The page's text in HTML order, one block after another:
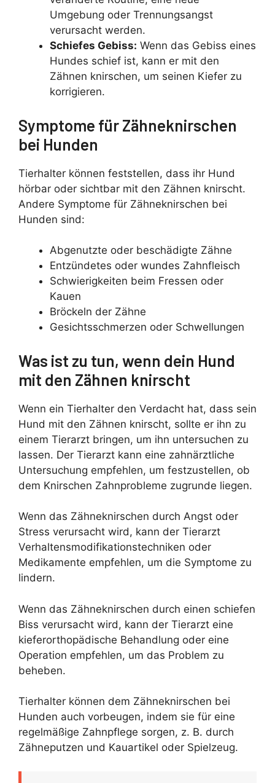
Umgebung oder Trennungsangst
verursacht werden.
Schiefes Gebiss: Wenn das Gebiss eines
Hundes schief ist, kann er mit den
Zähnen knirschen, um seinen Kiefer zu
korrigieren.
Symptome für Zähneknirschen
bei Hunden
Tierhalter können feststellen, dass ihr Hund
hörbar oder sichtbar mit den Zähnen knirscht.
Andere Symptome für Zähneknirschen bei
Hunden sind:
Abgenutzte oder beschädigte Zähne
Entzündetes oder wundes Zahnfleisch
Schwierigkeiten beim Fressen oder
Kauen
Bröckeln der Zähne
Gesichtsschmerzen oder Schwellungen
Was ist zu tun, wenn dein Hund
mit den Zähnen knirscht
Wenn ein Tierhalter den Verdacht hat, dass sein
Hund mit den Zähnen knirscht, sollte er ihn zu
einem Tierarzt bringen, um ihn untersuchen zu
lassen. Der Tierarzt kann eine zahnärztliche
Untersuchung empfehlen, um festzustellen, ob
dem Knirschen Zahnprobleme zugrunde liegen.
Wenn das Zähneknirschen durch Angst oder
Stress verursacht wird, kann der Tierarzt
Verhaltensmodifikationstechniken oder
Medikamente empfehlen, um die Symptome zu
lindern.
Wenn das Zähneknirschen durch einen schiefen
Biss verursacht wird, kann der Tierarzt eine
kieferorthopädische Behandlung oder eine
Operation empfehlen, um das Problem zu
beheben.
Tierhalter können dem Zähneknirschen bei
Hunden auch vorbeugen, indem sie für eine
regelmäßige Zahnpflege sorgen, z. B. durch
Zähneputzen und Kauartikel oder Spielzeug.